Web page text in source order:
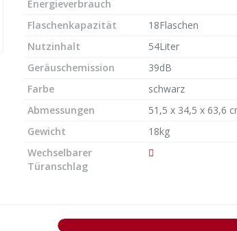
Energieverbrauch
Flaschenkapazität
18Flaschen
Nutzinhalt
54Liter
Geräuschemission
39dB
Farbe
schwarz
Abmessungen
51,5 x 34,5 x 63,6
Gewicht
18kg
Wechselbarer
Türanschlag